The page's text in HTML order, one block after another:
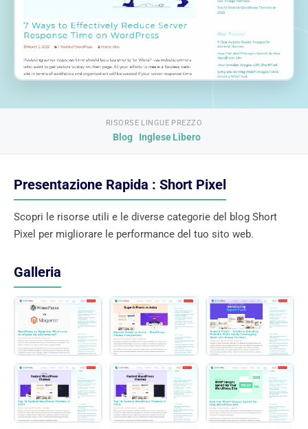
RISORSE
Blog
LINGUE
Inglese
PREZZO
Libero
Presentazione Rapida : Short Pixel
Scopri le risorse utili e le diverse categorie del blog Short
Pixel per migliorare le performance del tuo sito web.
Galleria